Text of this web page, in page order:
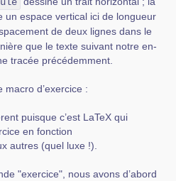
un espace vertical ici de longueur
de deux lignes dans le
que le texte suivant notre en-
tracée précédemment.
macro d’exercice :
puisque c’est LaTeX qui
en fonction
autres (quel luxe !).
"exercice", nous avons d’abord